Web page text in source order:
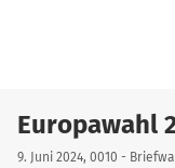
Europawahl
9. Juni 2024, 0010 -